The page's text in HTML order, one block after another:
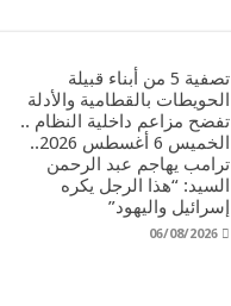
تصفية 5 من أبناء قبيلة
الحويطات بالقطامية والأدلة
تفضح مزاعم داخلية النظام ..
الخميس 6 أغسطس 2026..
ترامب يهاجم عبد الرحمن
السيد: “هذا الرجل يكره
إسرائيل واليهود”
06/08/2026